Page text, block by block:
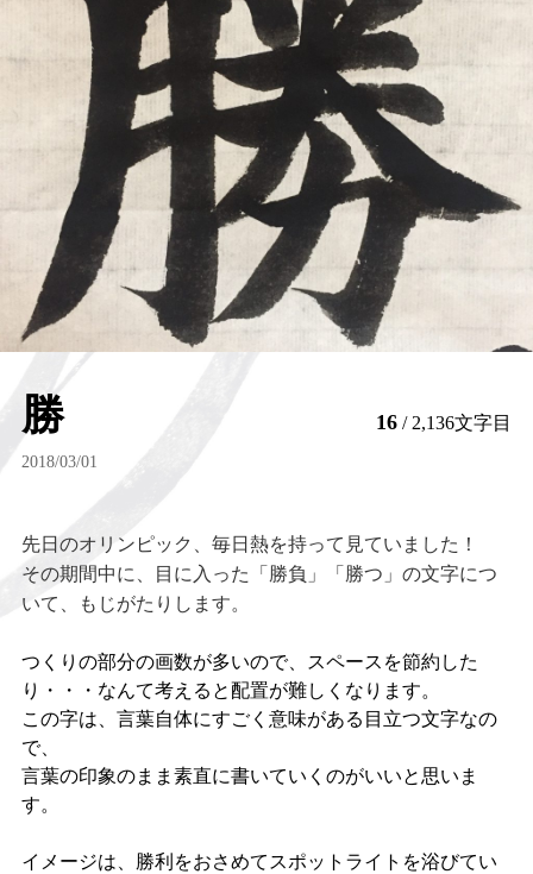
勝 16 / 2,136文字目
2018/03/01
先日のオリンピック、毎日熱を持って見ていました！
その期間中に、目に入った「勝負」「勝つ」 の文字につ
いて、もじがたりします。
つくりの部分の画数が多いので、スペースを節約した
り・・・ なんて考えると配置が難しくなります。
この字は、言葉自体にすごく意味がある目立つ文字なの
で、
言葉の印象のまま素直に書いていくのがいいと思いま
す。
イメージは、勝利をおさめてスポットライトを浴びてい